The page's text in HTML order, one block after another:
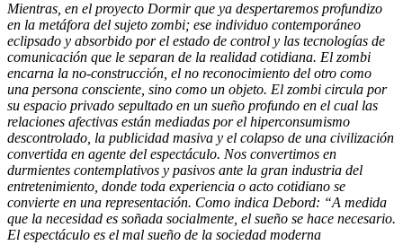
Mientras, en el proyecto Dormir que ya despertaremos profundizo
en la metáfora del sujeto zombi; ese individuo contemporáneo
eclipsado y absorbido por el estado de control y las tecnologías de
comunicación que le separan de la realidad cotidiana. El zombi
encarna la no-construcción, el no reconocimiento del otro como
una persona consciente, sino como un objeto. El zombi circula por
su espacio privado sepultado en un sueño profundo en el cual las
relaciones afectivas están mediadas por el hiperconsumismo
descontrolado, la publicidad masiva y el colapso de una civilización
convertida en agente del espectáculo. Nos convertimos en
durmientes contemplativos y pasivos ante la gran industria del
entretenimiento, donde toda experiencia o acto cotidiano se
convierte en una representación. Como indica Debord: “A medida
que la necesidad es soñada socialmente, el sueño se hace necesario.
El espectáculo es el mal sueño de la sociedad moderna